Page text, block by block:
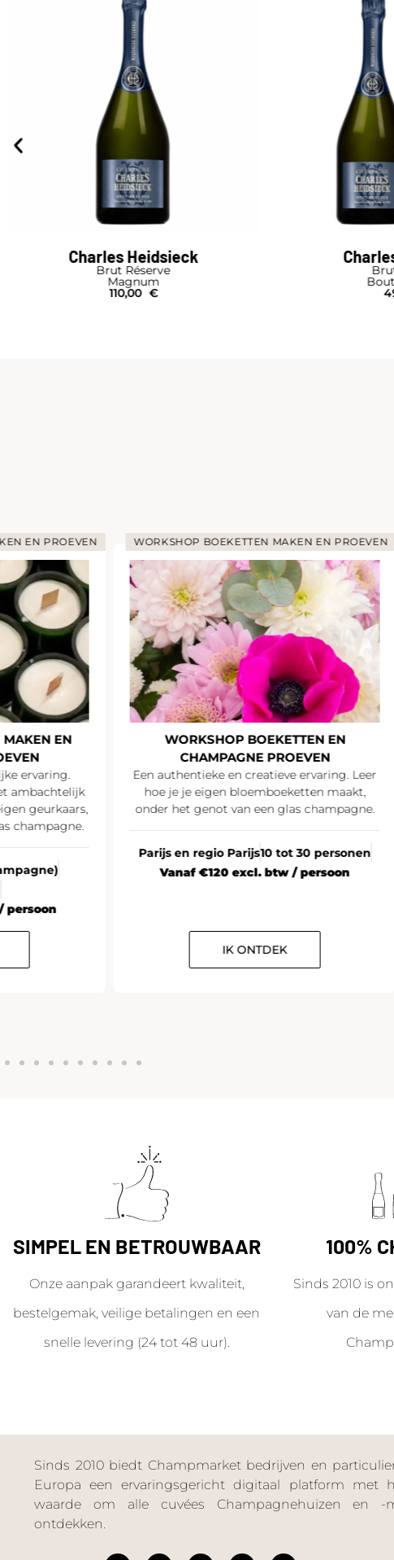
Heidsieck Charles Heidsieck
Bouteille I Étui
EN PROEVEN
EN
ervaring.
ambachtelijk
geurkaars,
champagne.
persoon
WORKSHOP BOEKETTEN MAKEN EN PROEVEN
WORKSHOP BOEKETTEN EN
CHAMPAGNE PROEVEN
Een authentieke en creatieve ervaring. Leer
hoe je je eigen bloemboeketten maakt,
onder het genot van een glas champagne.
Parijs en regio Parijs10 tot 30 personen
Vanaf €120 excl. btw / persoon
IK ONTDEK
SIMPEL EN BETROUWBAAR
Onze aanpak garandeert kwaliteit,
bestelgemak, veilige betalingen en een
snelle levering (24 tot 48 uur).
100%
Sinds 2010 is
van de
Sinds 2010 biedt Champmarket bedrijven en
Europa een ervaringsgericht digitaal platform met
waarde om alle cuvées Champagnehuizen en -
ontdekken.